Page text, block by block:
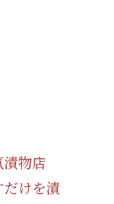
物店
だけを漬